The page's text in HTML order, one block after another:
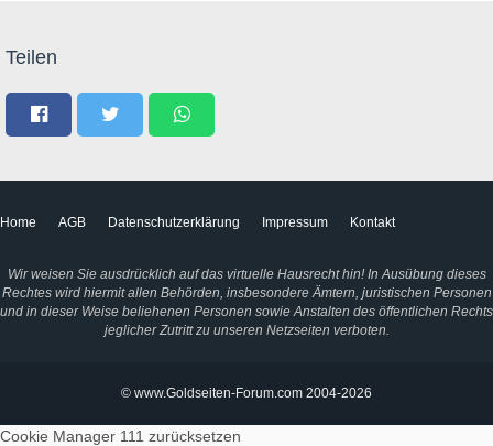
Teilen
Home AGB Datenschutzerklärung Impressum Kontakt
Wir weisen Sie ausdrücklich auf das virtuelle Hausrecht hin! In Ausübung dieses
Rechtes wird hiermit allen Behörden, insbesondere Ämtern, juristischen Personen
und in dieser Weise beliehenen Personen sowie Anstalten des öffentlichen Rechts
jeglicher Zutritt zu unseren Netzseiten verboten.
© www.Goldseiten-Forum.com 2004-2026
Cookie Manager 111 zurücksetzen